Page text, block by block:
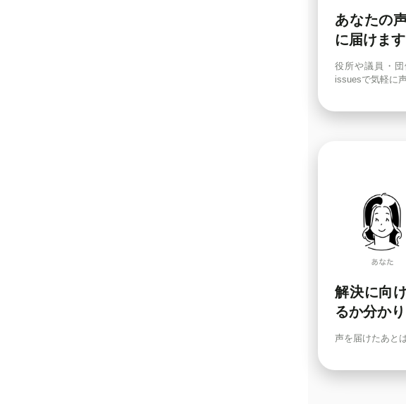
あなたの
に届けます
役所や議員・
issuesで気軽に
解決に向
るか分か
声を届けたあと